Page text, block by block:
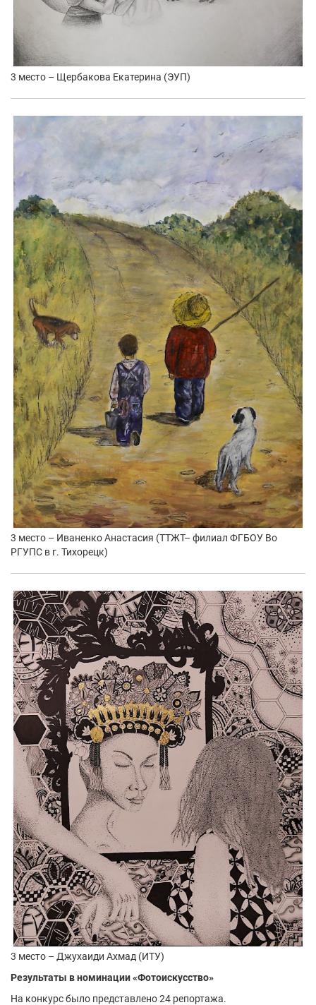
3 место – Щербакова Екатерина (ЭУП)
3 место – Иваненко Анастасия (ТТЖТ– филиал ФГБОУ Во
РГУПС в г. Тихорецк)
3 место – Джухаиди Ахмад (ИТУ)
Результаты в номинации «Фотоискусство»
На конкурс было представлено 24 репортажа.